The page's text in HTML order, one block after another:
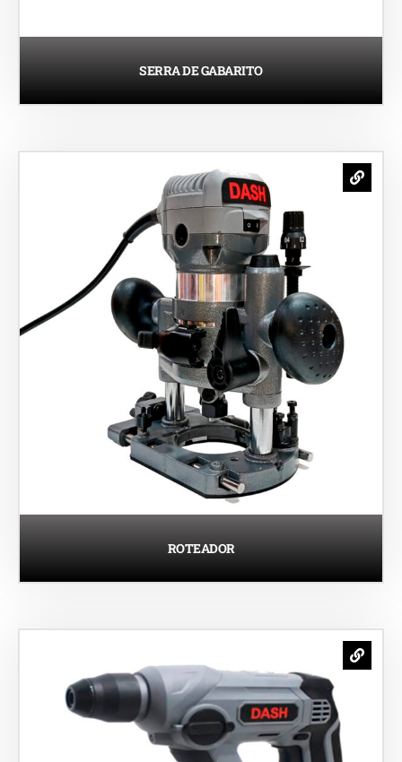
SERRA DE GABARITO
ROTEADOR